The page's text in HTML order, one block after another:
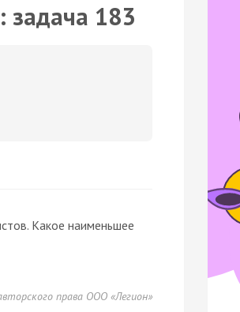
задача 183
Какое наименьшее
права ООО «Легион»